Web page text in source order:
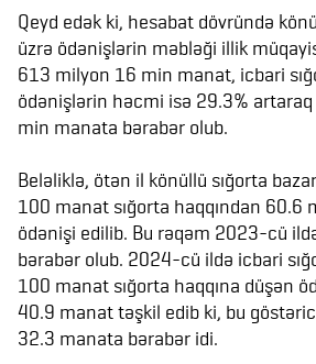
Qeyd edək ki, hesabat dövründə
üzrə ödənişlərin məbləği illik
613 milyon 16 min manat, icbari
ödənişlərin həcmi isə 29.3%
min manata bərabər olub.
Beləliklə, ötən il könüllü sığorta
100 manat sığorta haqqından 60.6
ödənişi edilib. Bu rəqəm 2023-cü
bərabər olub. 2024-cü ildə icbari
100 manat sığorta haqqına düşən
40.9 manat təşkil edib ki, bu
32.3 manata bərabər idi.